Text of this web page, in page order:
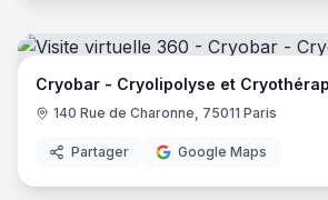
Cryobar - Cryolipolyse et
140 Rue de Charonne, 75011 Paris
Partager Google Maps